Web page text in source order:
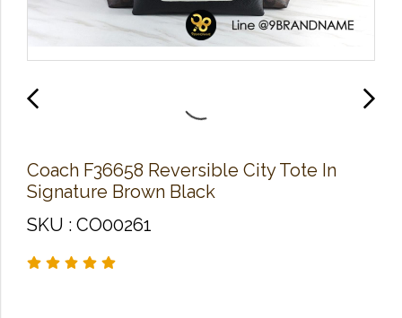
Coach F36658 Reversible City Tote In
Signature Brown Black
SKU : CO00261